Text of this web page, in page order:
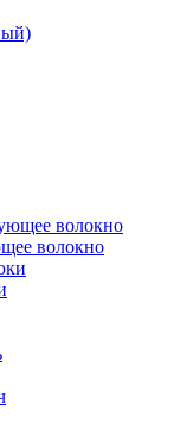
волокно